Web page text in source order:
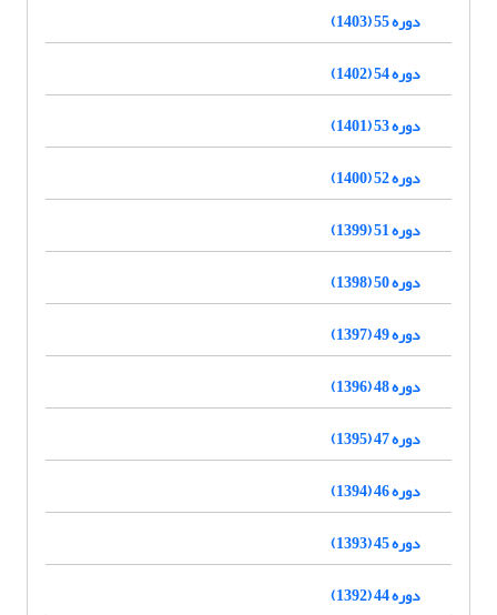
دوره 55 (1403)
دوره 54 (1402)
دوره 53 (1401)
دوره 52 (1400)
دوره 51 (1399)
دوره 50 (1398)
دوره 49 (1397)
دوره 48 (1396)
دوره 47 (1395)
دوره 46 (1394)
دوره 45 (1393)
دوره 44 (1392)